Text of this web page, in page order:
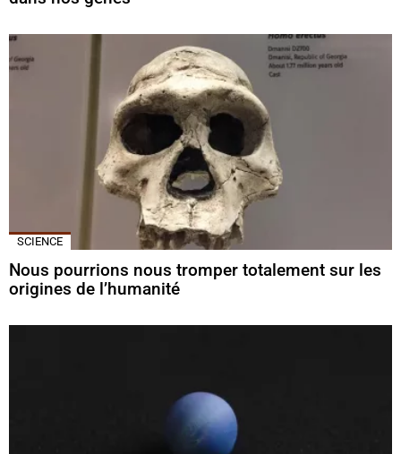
SCIENCE
Nous pourrions nous tromper totalement sur les
origines de l’humanité